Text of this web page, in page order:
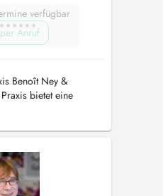
verfügbar
Anruf
Benoît Ney &
bietet eine
Begleitung an,
Beratungen